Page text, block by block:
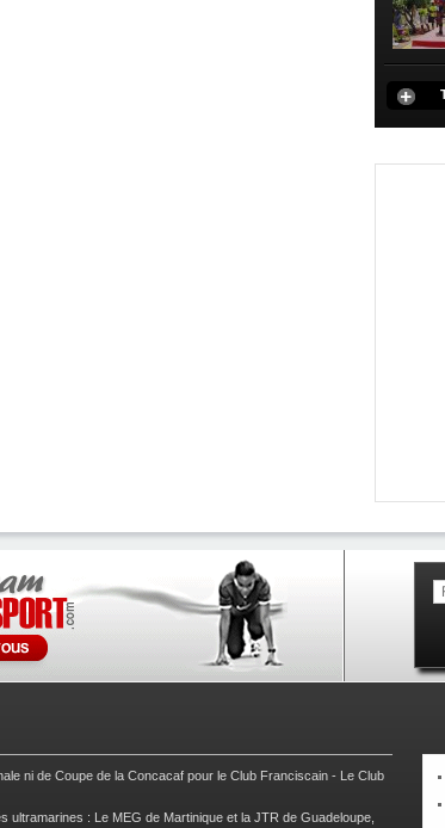
ni de Coupe de la Concacaf pour le Club Franciscain -
Le Club
ultramarines : Le MEG de Martinique et la JTR de Guadeloupe,